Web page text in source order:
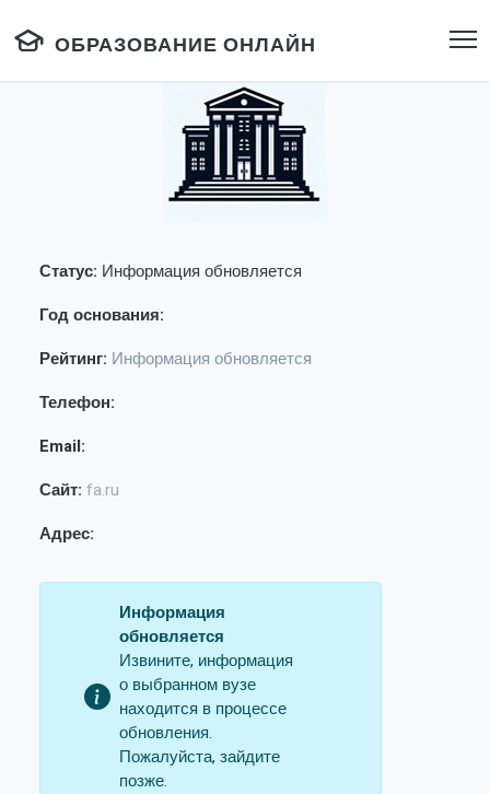
ОБРАЗОВАНИЕ ОНЛАЙН
Статус: Информация обновляется
Год основания:
Рейтинг: Информация обновляется
Телефон:
Email:
Сайт: fa.ru
Адрес:
Информация
обновляется
Извините, информация
о выбранном вузе
находится в процессе
обновления.
Пожалуйста, зайдите
позже.